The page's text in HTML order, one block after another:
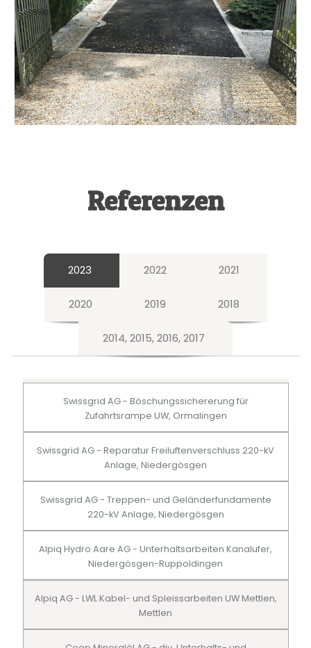
Referenzen
2023 2022 2021
2020 2019 2018
2014, 2015, 2016, 2017
Swissgrid AG - Böschungssichererung für
Zufahrtsrampe UW, Ormalingen
Swissgrid AG - Reparatur Freiluftenverschluss 220-kV
Anlage, Niedergösgen
Swissgrid AG - Treppen- und Geländerfundamente
220-kV Anlage, Niedergösgen
Alpiq Hydro Aare AG - Unterhaltsarbeiten Kanalufer,
Niedergösgen-Ruppoldingen
Alpiq AG - LWL Kabel- und Spleissarbeiten UW Mettlen,
Mettlen